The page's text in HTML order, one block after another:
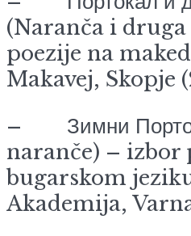
(Naranča i
poezije na
Makavej, Skopje
– Зимни
naranče) – izbor
bugarskom
Akademija,